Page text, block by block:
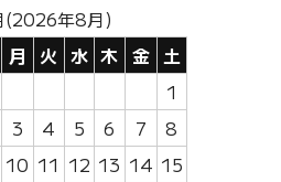
(2026年8月)
月 火 水 木 金 土
1
3 4 5 6 7
8
10 11 12 13 14 15